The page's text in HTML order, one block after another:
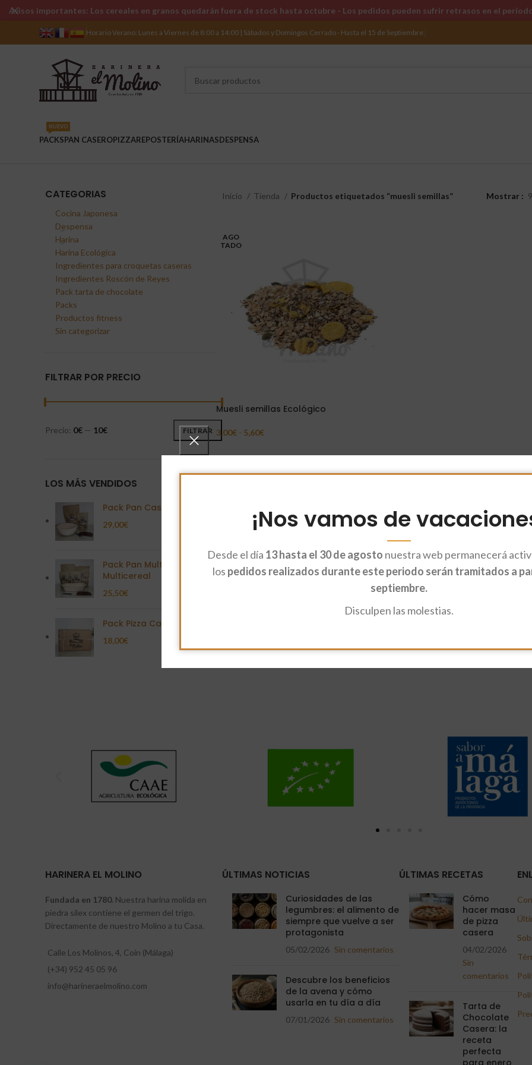
¡Nos vamos de
Desde el día 13 hasta el 30 de agosto nuestra web permanecerá
los pedidos realizados durante este periodo serán tramitados a
septiembre.
Disculpen las molestias.
Horario Verano: Lunes a Viernes de 8:00 a 14:00 | Sábados y Domingos Cerrado - Hasta el 15 de Septiembre.
PACKS
NUEVO
PAN CASEROPIZZAREPOSTERÍAHARINASDESPENSA
CATEGORIAS
Cocina Japonesa
Despensa
Harina
Harina Ecológica
Ingredientes para croquetas caseras
Ingredientes Roscón de Reyes
Pack tarta de chocolate
Packs
Productos fitness
Sin categorizar
FILTRAR POR PRECIO
FILTRAR
Precio: 0€ — 10€
LOS MÁS VENDIDOS
Pack Pan Casero
29,00€
Pack Pan Multisemilla
Multicereal
25,50€
Pack Pizza Casera
18,00€
Inicio Tienda Productos etiquetados “muesli semillas” Mostrar 9
AGO
TADO
Muesli semillas Ecológico
3,00€ - 5,60€
Seleccionar Opciones
HARINERA EL MOLINO
Fundada en 1780. Nuestra harina molida en
piedra sílex contiene el germen del trigo.
Directamente de nuestro Molino a tu Casa.
Calle Los Molinos, 4, Coín (Málaga)
(+34) 952 45 05 96
info@harineraelmolino.com
ÚLTIMAS NOTICIAS
Curiosidades de las
legumbres: el alimento de
siempre que vuelve a ser
protagonista
05/02/2026 Sin comentarios
Descubre los beneficios
de la avena y cómo
usarla en tu día a día
07/01/2026 Sin comentarios
ÚLTIMAS RECETAS
Cómo
hacer masa
de pizza
casera
04/02/2026
Sin
comentarios
Tarta de
Chocolate
Casera: la
receta
perfecta
para enero
Avisos importantes: Los cereales en granos quedarán fuera de stock hasta octubre - Los pedidos pueden sufrir retrasos en el